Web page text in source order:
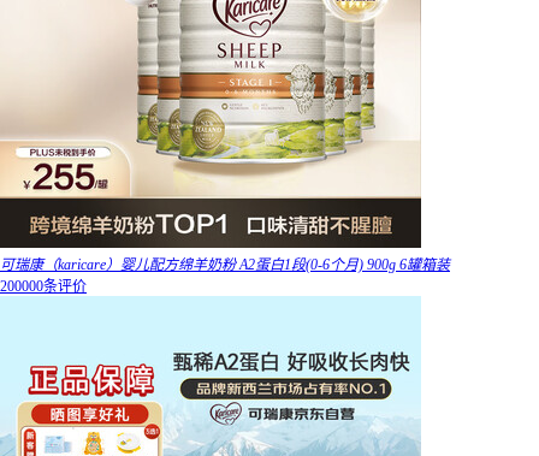
可瑞康（karicare）婴儿配方绵羊奶粉 A2蛋白1段(0-6个月) 900g 6罐箱装
200000条评价